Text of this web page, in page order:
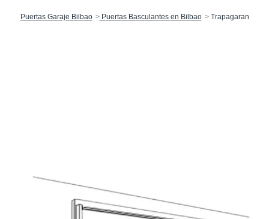
Puertas Garaje Bilbao Puertas Basculantes en Bilbao Trapagaran